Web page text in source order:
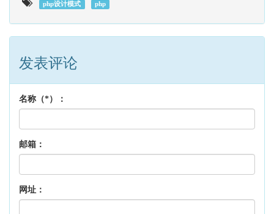
php设计模式 php
发表评论
名称（*）：
邮箱：
网址：